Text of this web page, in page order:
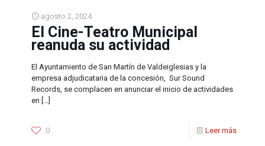
agosto 2, 2024
El Cine-Teatro Municipal
reanuda su actividad
El Ayuntamiento de San Martín de Valdeiglesias y la
empresa adjudicataria de la concesión, Sur Sound
Records, se complacen en anunciar el inicio de actividades
en […]
0 Leer más